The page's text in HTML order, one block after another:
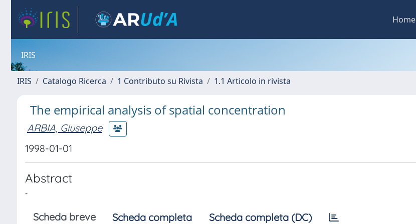
Home
IRIS
IRIS Catalogo Ricerca 1 Contributo su Rivista 1.1 Articolo in rivista
The empirical analysis of spatial concentration
ARBIA, Giuseppe
1998-01-01
Abstract
-
Scheda breve Scheda completa Scheda completa (DC)